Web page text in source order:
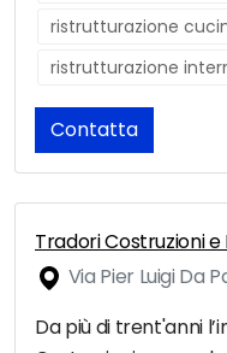
ristrutturazione
ristrutturazione
Contatta
Tradori Costruzioni
Via Pier Luigi Da
Da più di trent'anni